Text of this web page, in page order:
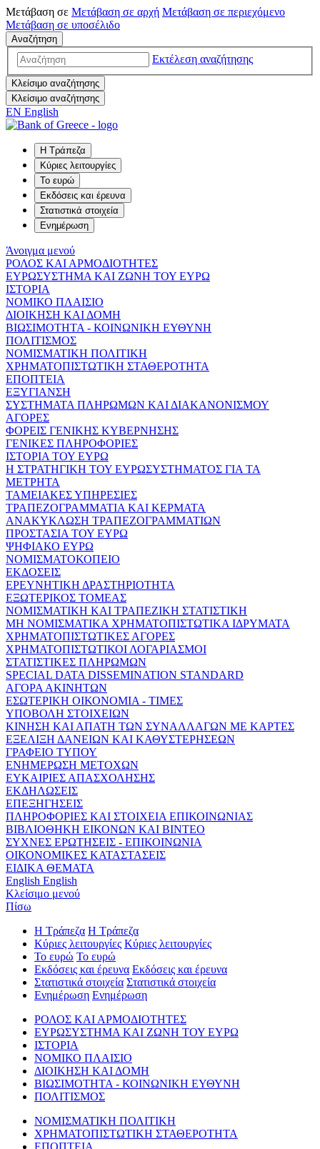
Μετάβαση σε Μετάβαση σε αρχή Μετάβαση σε περιεχόμενο
Μετάβαση σε υποσέλιδο
Αναζήτηση
Εκτέλεση αναζήτησης
Κλείσιμο αναζήτησης
Κλείσιμο αναζήτησης
EN English
Η Τράπεζα
Κύριες λειτουργίες
Το ευρώ
Εκδόσεις και έρευνα
Στατιστικά στοιχεία
Ενημέρωση
Άνοιγμα μενού
ΡΟΛΟΣ ΚΑΙ ΑΡΜΟΔΙΟΤΗΤΕΣ
ΕΥΡΩΣΥΣΤΗΜΑ ΚΑΙ ΖΩΝΗ ΤΟΥ ΕΥΡΩ
ΙΣΤΟΡΙΑ
ΝΟΜΙΚΟ ΠΛΑΙΣΙΟ
ΔΙΟΙΚΗΣΗ ΚΑΙ ΔΟΜΗ
ΒΙΩΣΙΜΟΤΗΤΑ - ΚΟΙΝΩΝΙΚΗ ΕΥΘΥΝΗ
ΠΟΛΙΤΙΣΜΟΣ
ΝΟΜΙΣΜΑΤΙΚΗ ΠΟΛΙΤΙΚΗ
ΧΡΗΜΑΤΟΠΙΣΤΩΤΙΚΗ ΣΤΑΘΕΡΟΤΗΤΑ
ΕΠΟΠΤΕΙΑ
ΕΞΥΓΙΑΝΣΗ
ΣΥΣΤΗΜΑΤΑ ΠΛΗΡΩΜΩΝ ΚΑΙ ΔΙΑΚΑΝΟΝΙΣΜΟΥ
ΑΓΟΡΕΣ
ΦΟΡΕΙΣ ΓΕΝΙΚΗΣ ΚΥΒΕΡΝΗΣΗΣ
ΓΕΝΙΚΕΣ ΠΛΗΡΟΦΟΡΙΕΣ
ΙΣΤΟΡΙΑ ΤΟΥ ΕΥΡΩ
Η ΣΤΡΑΤΗΓΙΚΗ ΤΟΥ ΕΥΡΩΣΥΣΤΗΜΑΤΟΣ ΓΙΑ ΤΑ
ΜΕΤΡΗΤΑ
ΤΑΜΕΙΑΚΕΣ ΥΠΗΡΕΣΙΕΣ
ΤΡΑΠΕΖΟΓΡΑΜΜΑΤΙΑ ΚΑΙ ΚΕΡΜΑΤΑ
ΑΝΑΚΥΚΛΩΣΗ ΤΡΑΠΕΖΟΓΡΑΜΜΑΤΙΩΝ
ΠΡΟΣΤΑΣΙΑ ΤΟΥ ΕΥΡΩ
ΨΗΦΙΑΚΟ ΕΥΡΩ
ΝΟΜΙΣΜΑΤΟΚΟΠΕΙΟ
ΕΚΔΟΣΕΙΣ
ΕΡΕΥΝΗΤΙΚΗ ΔΡΑΣΤΗΡΙΟΤΗΤΑ
ΕΞΩΤΕΡΙΚΟΣ ΤΟΜΕΑΣ
ΝΟΜΙΣΜΑΤΙΚΗ ΚΑΙ ΤΡΑΠΕΖΙΚΗ ΣΤΑΤΙΣΤΙΚΗ
ΜΗ ΝΟΜΙΣΜΑΤΙΚΑ ΧΡΗΜΑΤΟΠΙΣΤΩΤΙΚΑ ΙΔΡΥΜΑΤΑ
ΧΡΗΜΑΤΟΠΙΣΤΩΤΙΚΕΣ ΑΓΟΡΕΣ
ΧΡΗΜΑΤΟΠΙΣΤΩΤΙΚΟΙ ΛΟΓΑΡΙΑΣΜΟΙ
ΣΤΑΤΙΣΤΙΚΕΣ ΠΛΗΡΩΜΩΝ
SPECIAL DATA DISSEMINATION STANDARD
ΑΓΟΡΑ ΑΚΙΝΗΤΩΝ
ΕΣΩΤΕΡΙΚΗ ΟΙΚΟΝΟΜΙΑ - ΤΙΜΕΣ
ΥΠΟΒΟΛΗ ΣΤΟΙΧΕΙΩΝ
ΚΙΝΗΣΗ ΚΑΙ ΑΠΑΤΗ ΤΩΝ ΣΥΝΑΛΛΑΓΩΝ ΜΕ ΚΑΡΤΕΣ
ΕΞΕΛΙΞΗ ΔΑΝΕΙΩΝ ΚΑΙ ΚΑΘΥΣΤΕΡΗΣΕΩΝ
ΓΡΑΦΕΙΟ ΤΥΠΟΥ
ΕΝΗΜΕΡΩΣΗ ΜΕΤΟΧΩΝ
ΕΥΚΑΙΡΙΕΣ ΑΠΑΣΧΟΛΗΣΗΣ
ΕΚΔΗΛΩΣΕΙΣ
ΕΠΕΞΗΓΗΣΕΙΣ
ΠΛΗΡΟΦΟΡΙΕΣ ΚΑΙ ΣΤΟΙΧΕΙΑ ΕΠΙΚΟΙΝΩΝΙΑΣ
ΒΙΒΛΙΟΘΗΚΗ ΕΙΚΟΝΩΝ ΚΑΙ ΒΙΝΤΕΟ
ΣΥΧΝΕΣ ΕΡΩΤΗΣΕΙΣ - ΕΠΙΚΟΙΝΩΝΙΑ
ΟΙΚΟΝΟΜΙΚΕΣ ΚΑΤΑΣΤΑΣΕΙΣ
ΕΙΔΙΚΑ ΘΕΜΑΤΑ
English English
Κλείσιμο μενού
Πίσω
Η Τράπεζα Η Τράπεζα
Κύριες λειτουργίες Κύριες λειτουργίες
Το ευρώ Το ευρώ
Εκδόσεις και έρευνα Εκδόσεις και έρευνα
Στατιστικά στοιχεία Στατιστικά στοιχεία
Ενημέρωση Ενημέρωση
ΡΟΛΟΣ ΚΑΙ ΑΡΜΟΔΙΟΤΗΤΕΣ
ΕΥΡΩΣΥΣΤΗΜΑ ΚΑΙ ΖΩΝΗ ΤΟΥ ΕΥΡΩ
ΙΣΤΟΡΙΑ
ΝΟΜΙΚΟ ΠΛΑΙΣΙΟ
ΔΙΟΙΚΗΣΗ ΚΑΙ ΔΟΜΗ
ΒΙΩΣΙΜΟΤΗΤΑ - ΚΟΙΝΩΝΙΚΗ ΕΥΘΥΝΗ
ΠΟΛΙΤΙΣΜΟΣ
ΝΟΜΙΣΜΑΤΙΚΗ ΠΟΛΙΤΙΚΗ
ΧΡΗΜΑΤΟΠΙΣΤΩΤΙΚΗ ΣΤΑΘΕΡΟΤΗΤΑ
ΕΠΟΠΤΕΙΑ